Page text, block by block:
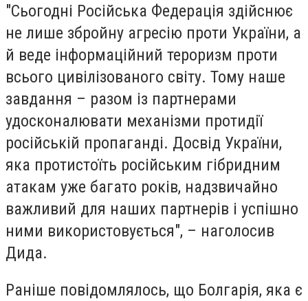
"Сьогодні Російська Федерація здійснює
не лише збройну агресію проти України, а
й веде інформаційний тероризм проти
всього цивілізованого світу. Тому наше
завдання – разом із партнерами
удосконалювати механізми протидії
російській пропаганді. Досвід України,
яка протистоїть російським гібридним
атакам уже багато років, надзвичайно
важливий для наших партнерів і успішно
ними використовується", – наголосив
Дида.
Раніше повідомлялось, що Болгарія, яка є